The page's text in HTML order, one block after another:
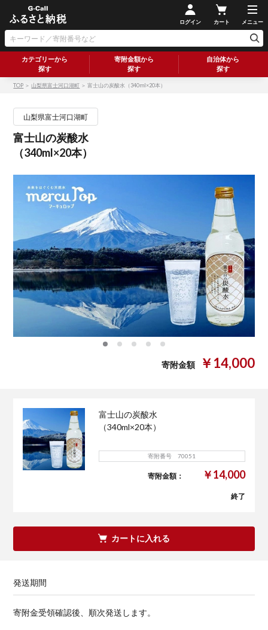
ログイン カート メニュー
カテゴリーから
探す
寄附金額から
探す
自治体から
探す
TOP ＞山梨県富士河口湖町 ＞ 富士山の炭酸水（340ml×20本）
山梨県富士河口湖町
富士山の炭酸水
（340ml×20本）
寄附金額 ￥14,000
富士山の炭酸水
（340ml×20本）
寄附番号 70051
寄附金額： ￥14,000
終了
カートに入れる
発送期間
寄附金受領確認後、順次発送します。